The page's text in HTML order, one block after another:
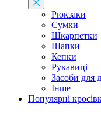
Рюкзаки
Сумки
Шкарпетки
Шапки
Кепки
Рукавиці
Засоби для
Інше
Популярні